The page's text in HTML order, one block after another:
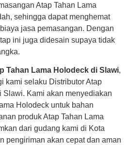
Atap Tahan Lama
sehingga dapat menghemat
jasa pemasangan. Dengan
ini juga didesain supaya tidak
Tahan Lama Holodeck di Slawi,
kami selaku Distributor Atap
Slawi. Kami akan menyediakan
Holodeck untuk bahan
produk Atap Tahan Lama
dari gudang kami di Kota
pengiriman akan cepat dan aman